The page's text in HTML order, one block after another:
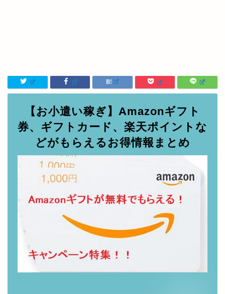
【お小遣い稼ぎ】Amazonギフト
券、ギフトカード、楽天ポイントな
どがもらえるお得情報まとめ